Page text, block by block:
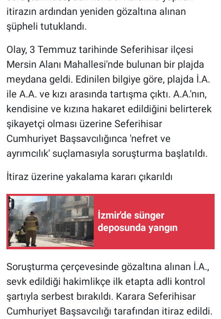
itirazın ardından yeniden gözaltına alınan
şüpheli tutuklandı.
Olay, 3 Temmuz tarihinde Seferihisar ilçesi
Mersin Alanı Mahallesi'nde bulunan bir plajda
meydana geldi. Edinilen bilgiye göre, plajda İ.A.
ile A.A. ve kızı arasında tartışma çıktı. A.A.'nın,
kendisine ve kızına hakaret edildiğini belirterek
şikayetçi olması üzerine Seferihisar
Cumhuriyet Başsavcılığınca 'nefret ve
ayrımcılık' suçlamasıyla soruşturma başlatıldı.
İtiraz üzerine yakalama kararı çıkarıldı
İzmir'de sünger
deposunda yangın
Soruşturma çerçevesinde gözaltına alınan İ.A.,
sevk edildiği hakimlikçe ilk etapta adli kontrol
şartıyla serbest bırakıldı. Karara Seferihisar
Cumhuriyet Başsavcılığı tarafından itiraz edildi.